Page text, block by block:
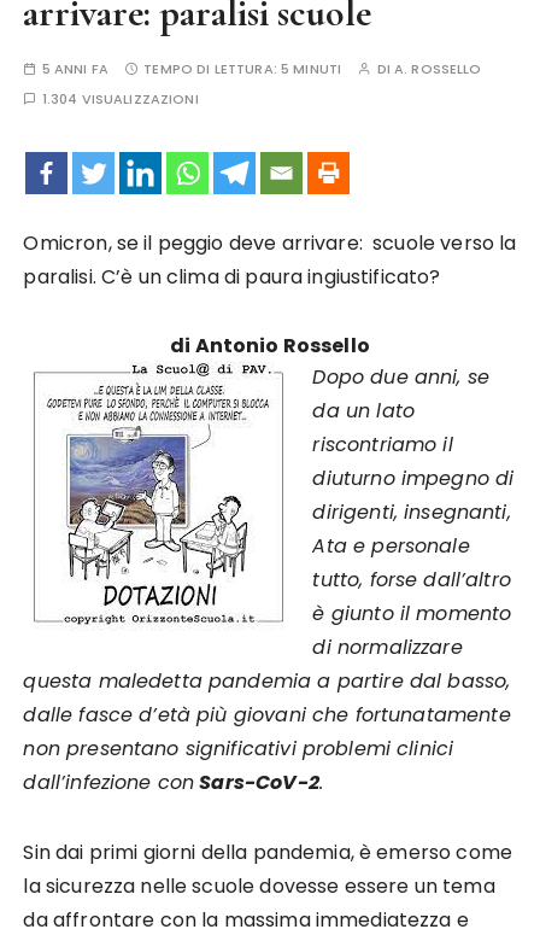
arrivare: paralisi scuole
5 ANNI FA TEMPO DI LETTURA:5 MINUTI DI A. ROSSELLO
1.304 VISUALIZZAZIONI
Omicron, se il peggio deve arrivare: scuole verso la
paralisi. C’è un clima di paura ingiustificato?
di Antonio Rossello
Dopo due anni, se
da un lato
riscontriamo il
diuturno impegno di
dirigenti, insegnanti,
Ata e personale
tutto, forse dall’altro
è giunto il momento
di normalizzare
questa maledetta pandemia a partire dal basso,
dalle fasce d’età più giovani che fortunatamente
non presentano significativi problemi clinici
dall’infezione conSars-CoV-2.
Sin dai primi giorni della pandemia, è emerso come
la sicurezza nelle scuole dovesse essere un tema
da affrontare con la massima immediatezza e